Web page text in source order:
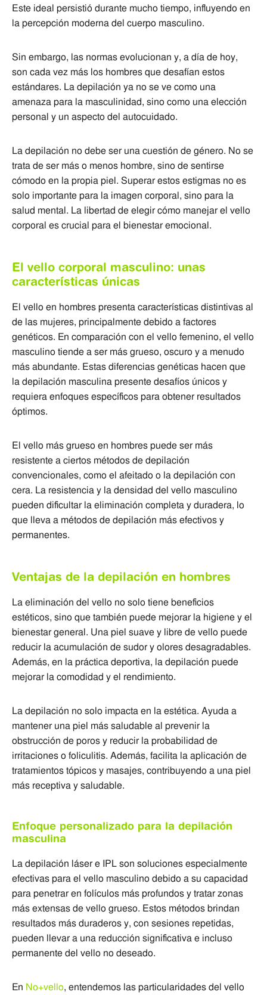
Este ideal persistió durante mucho tiempo, influyendo en
la percepción moderna del cuerpo masculino.
Sin embargo, las normas evolucionan y, a día de hoy,
son cada vez más los hombres que desafían estos
estándares. La depilación ya no se ve como una
amenaza para la masculinidad, sino como una elección
personal y un aspecto del autocuidado.
La depilación no debe ser una cuestión de género. No se
trata de ser más o menos hombre, sino de sentirse
cómodo en la propia piel. Superar estos estigmas no es
solo importante para la imagen corporal, sino para la
salud mental. La libertad de elegir cómo manejar el vello
corporal es crucial para el bienestar emocional.
El vello corporal masculino: unas
características únicas
El vello en hombres presenta características distintivas al
de las mujeres, principalmente debido a factores
genéticos. En comparación con el vello femenino, el vello
masculino tiende a ser más grueso, oscuro y a menudo
más abundante. Estas diferencias genéticas hacen que
la depilación masculina presente desafíos únicos y
requiera enfoques específicos para obtener resultados
óptimos.
El vello más grueso en hombres puede ser más
resistente a ciertos métodos de depilación
convencionales, como el afeitado o la depilación con
cera. La resistencia y la densidad del vello masculino
pueden dificultar la eliminación completa y duradera, lo
que lleva a métodos de depilación más efectivos y
permanentes.
Ventajas de la depilación en hombres
La eliminación del vello no solo tiene beneficios
estéticos, sino que también puede mejorar la higiene y el
bienestar general. Una piel suave y libre de vello puede
reducir la acumulación de sudor y olores desagradables.
Además, en la práctica deportiva, la depilación puede
mejorar la comodidad y el rendimiento.
La depilación no solo impacta en la estética. Ayuda a
mantener una piel más saludable al prevenir la
obstrucción de poros y reducir la probabilidad de
irritaciones o foliculitis. Además, facilita la aplicación de
tratamientos tópicos y masajes, contribuyendo a una piel
más receptiva y saludable.
Enfoque personalizado para la depilación
masculina
La depilación láser e IPL son soluciones especialmente
efectivas para el vello masculino debido a su capacidad
para penetrar en folículos más profundos y tratar zonas
más extensas de vello grueso. Estos métodos brindan
resultados más duraderos y, con sesiones repetidas,
pueden llevar a una reducción significativa e incluso
permanente del vello no deseado.
En No+vello, entendemos las particularidades del vello